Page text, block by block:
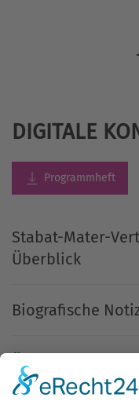
DIGITALE
Programmheft
Stabat-Mater-
Überblick
Biografische
Über die